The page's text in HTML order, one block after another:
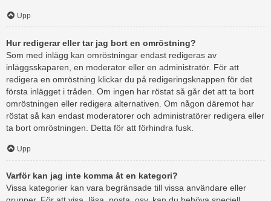
Upp
Hur redigerar eller tar jag bort en omröstning?
Som med inlägg kan omröstningar endast redigeras av
inläggsskaparen, en moderator eller en administratör. För att
redigera en omröstning klickar du på redigeringsknappen för det
första inlägget i tråden. Om ingen har röstat så går det att ta bort
omröstningen eller redigera alternativen. Om någon däremot har
röstat så kan endast moderatorer och administratörer redigera eller
ta bort omröstningen. Detta för att förhindra fusk.
Upp
Varför kan jag inte komma åt en kategori?
Vissa kategorier kan vara begränsade till vissa användare eller